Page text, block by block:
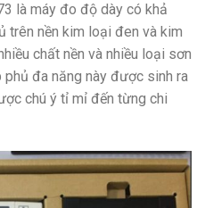
là máy đo độ dày có khả
trên nền kim loại đen và kim
chất nền và nhiều loại sơn
phủ đa năng này được sinh ra
chú ý tỉ mỉ đến từng chi